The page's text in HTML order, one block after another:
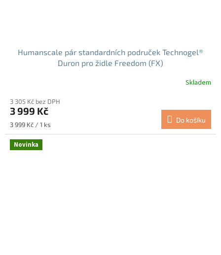
Humanscale pár standardních područek Technogel®
Duron pro židle Freedom (FX)
Skladem
3 305 Kč bez DPH
3 999 Kč
Měrná
cena:
3 999 Kč / 1 ks
Do košíku
Novinka